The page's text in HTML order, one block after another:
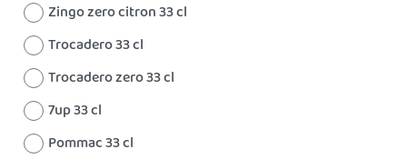
Zingo zero citron 33 cl
Trocadero 33 cl
Trocadero zero 33 cl
7up 33 cl
Pommac 33 cl